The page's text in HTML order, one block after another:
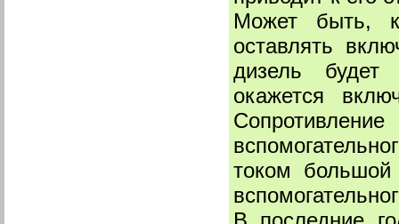
Может быть,
оставлять
дизель будет
окажется
током